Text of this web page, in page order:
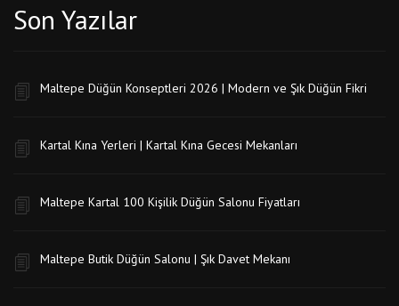
Son Yazılar
Maltepe Düğün Konseptleri 2026 | Modern ve Şık Düğün Fikri
Kartal Kına Yerleri | Kartal Kına Gecesi Mekanları
Maltepe Kartal 100 Kişilik Düğün Salonu Fiyatları
Maltepe Butik Düğün Salonu | Şık Davet Mekanı